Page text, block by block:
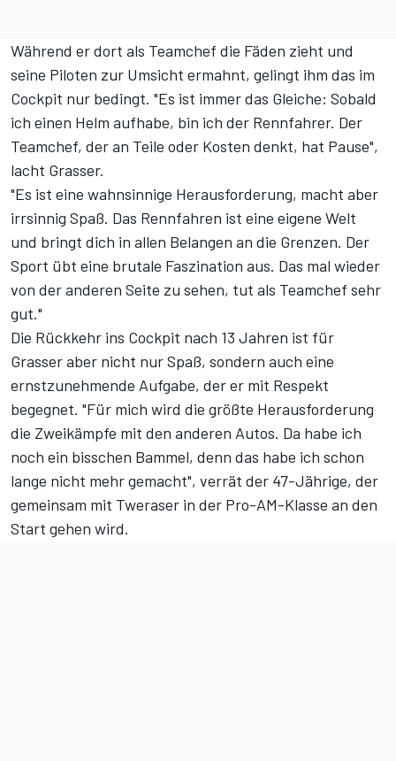
Während er dort als Teamchef die Fäden zieht und
seine Piloten zur Umsicht ermahnt, gelingt ihm das im
Cockpit nur bedingt. "Es ist immer das Gleiche: Sobald
ich einen Helm aufhabe, bin ich der Rennfahrer. Der
Teamchef, der an Teile oder Kosten denkt, hat Pause",
lacht Grasser.
"Es ist eine wahnsinnige Herausforderung, macht aber
irrsinnig Spaß. Das Rennfahren ist eine eigene Welt
und bringt dich in allen Belangen an die Grenzen. Der
Sport übt eine brutale Faszination aus. Das mal wieder
von der anderen Seite zu sehen, tut als Teamchef sehr
gut."
Die Rückkehr ins Cockpit nach 13 Jahren ist für
Grasser aber nicht nur Spaß, sondern auch eine
ernstzunehmende Aufgabe, der er mit Respekt
begegnet. "Für mich wird die größte Herausforderung
die Zweikämpfe mit den anderen Autos. Da habe ich
noch ein bisschen Bammel, denn das habe ich schon
lange nicht mehr gemacht", verrät der 47-Jährige, der
gemeinsam mit Tweraser in der Pro-AM-Klasse an den
Start gehen wird.